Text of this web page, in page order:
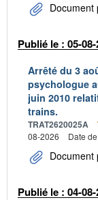
Document
Publié le : 05-
Arrêté du 3
psychologue
juin 2010
trains.
TRAT2620025A
08-2026
Date
Document
Publié le : 04-